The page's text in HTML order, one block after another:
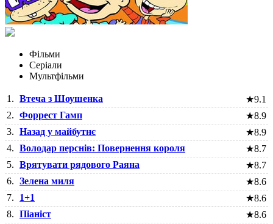
Фільми
Серіали
Мультфільми
1. Втеча з Шоушенка ★9.1
2. Форрест Гамп ★8.9
3. Назад у майбутнє ★8.9
4. Володар перснів: Повернення короля ★8.7
5. Врятувати рядового Раяна ★8.7
6. Зелена миля ★8.6
7.
1+1 ★8.6
8. Піаніст ★8.6